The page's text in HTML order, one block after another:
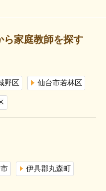
ら家庭教師を探す
野区 仙台市若林区
伊具郡丸森町